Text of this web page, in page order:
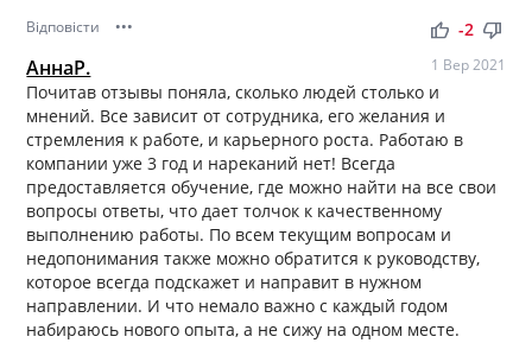
Відповісти ••• thumb_up thumb_down
-2
АннаР. 1 Вер 2021
Почитав отзывы поняла, сколько людей столько и
мнений. Все зависит от сотрудника, его желания и
стремления к работе, и карьерного роста. Работаю в
компании уже 3 год и нареканий нет! Всегда
предоставляется обучение, где можно найти на все свои
вопросы ответы, что дает толчок к качественному
выполнению работы. По всем текущим вопросам и
недопонимания также можно обратится к руководству,
которое всегда подскажет и направит в нужном
направлении. И что немало важно с каждый годом
набираюсь нового опыта, а не сижу на одном месте.